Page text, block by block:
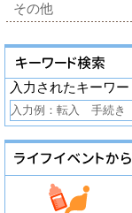
その他
入力されたキーワー